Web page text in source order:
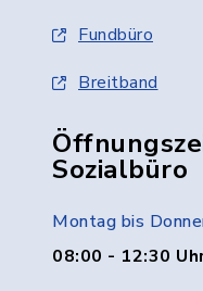
Fundbüro
Breitband
Sozialbüro
Montag bis
08:00 - 12:30